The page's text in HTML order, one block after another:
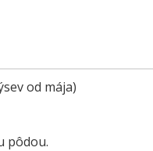
od mája)
pôdou.